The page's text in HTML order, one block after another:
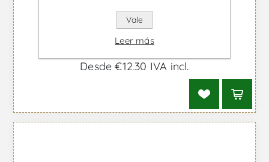
Enrique Mendoza Cabernet-
Monastrell Crianza - Vino Tinto
Desde €12,30 IVA incl.
Vale
Leer más